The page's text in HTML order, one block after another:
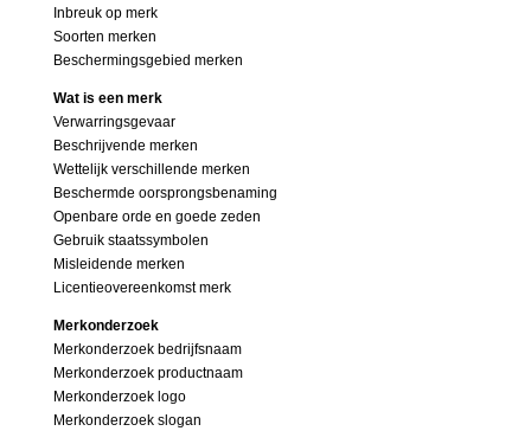
Inbreuk op merk
Soorten merken
Beschermingsgebied merken
Wat is een merk
Verwarringsgevaar
Beschrijvende merken
Wettelijk verschillende merken
Beschermde oorsprongsbenaming
Openbare orde en goede zeden
Gebruik staatssymbolen
Misleidende merken
Licentieovereenkomst merk
Merkonderzoek
Merkonderzoek bedrijfsnaam
Merkonderzoek productnaam
Merkonderzoek logo
Merkonderzoek slogan